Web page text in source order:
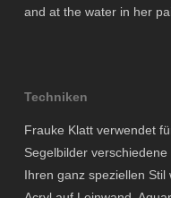
and at the water in her
Techniken
Frauke Klatt verwendet
Segelbilder
Ihren ganz speziellen